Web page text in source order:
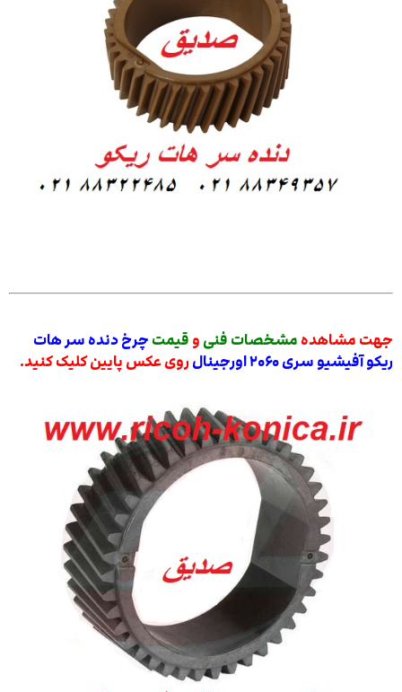
جهت مشاهده مشخصات فنی و قیمت چرخ دنده سر هات
ریکو آفیشیو سری ۲۰۶۰ اورجینال
روی عکس پایین کلیک کنید.